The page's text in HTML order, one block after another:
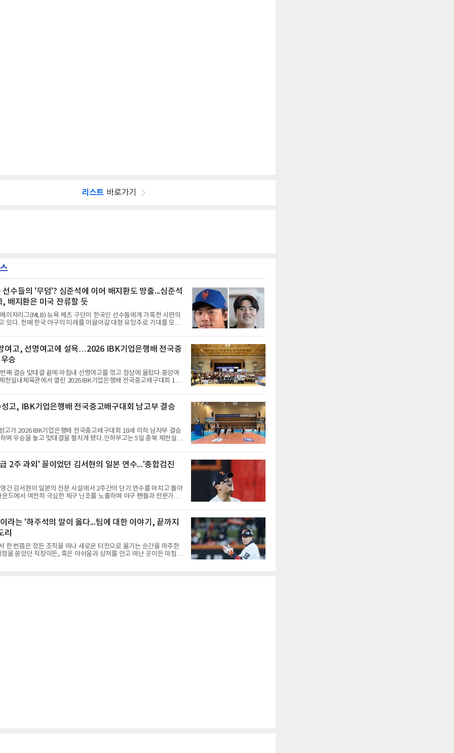
리스트 바로가기
선수들의 '무덤'? 심준석에 이어 배지환도 방출...심준석
, 배지환은 미국 잔류할 듯
이저리그(MLB) 뉴욕 메츠 구단이 한국인 선수들에게 가혹한 시련의
있다. 한때 한국 야구의 미래를 이끌어갈 대형 유망주로 기대를 모았
서 방출 통보를 받는 아픔을 겪었다. 두 선수의 동반 이탈은 메츠 구단
수들에게 '기회의 땅'이 아닌 '무덤'처럼 작용하고 있음을 방증하고 있
속 160km에 달하는 강속구로 큰 스포트라이트를 받았던 심준석은 루
구단으로부터 방출 조치됐다. 피츠버그 파이리츠와 마이애미 말린스
지를 틀며 반등을 노렸으나
여고, 선명여고에 설욕…2026 IBK기업은행배 전국중
승
째 결승 맞대결 끝에 마침내 선명여고를 꺾고 정상에 올랐다.중앙여
천실내체육관에서 열린 2026 IBK기업은행배 전국중고배구대회 18
차지했다.첫 세트를 13-25로 내주며 불안하게 출발한 중앙여고는 이
아 2세트부터 경기 주도권을 완전히 장악했다. 강한 서브와 탄탄한
리 세 세트를 따내며 짜릿한 역전승을 완성했다.이번 우승은 더욱 의
고는 올해 3월 춘계연맹전과 5월 종별선수권대회 결승에서 모두 선
우승에 머물렀다. 그러나 세 번째
성고, IBK기업은행배 전국중고배구대회 남고부 결승
고가 2026 IBK기업은행배 전국중고배구대회 18세 이하 남자부 결승
며 우승을 놓고 맞대결을 펼치게 됐다.인하부고는 5일 충북 제천실내
17)로 꺾고 결승행 티켓을 따냈다. 인하부고는 높은 공격 성공률을
권을 잡으며 승리를 거뒀다.수성고도 준결승에서 속초고를 상대로
바탕으로 3-1(25-23, 25-16, 22-25, 25-19) 승리를 거두며 결승에
승부 속에서도 공수 균형을 유지한 수성고는 인하부고와 우승을 다
.여자 18세 이하부에서는 중앙여고
2주 과외' 꼴이었던 김서현의 일본 연수...'종합검진
건 김서현이 일본의 전문 시설에서 2주간의 단기 연수를 마치고 돌아
드에서 여전히 극심한 제구 난조를 노출하며 야구 팬들과 전문가들
것처럼 포장되었던 이번 연수는, 뚜껑을 열어보니 '제구력 5등급에
게 과외를 붙여 1등급을 기대한 꼴'이었다는 냉정한 평가를 피하기 어
에서 투수의 제구력은 오랜 시간 투구폼을 반복하며 몸에 새겨진 일종
런스의 산물이다. 릴리스 포인트의 미세한 오차나 하체 활용의 불균
번의 교정 훈련과 실전 피드
라는 '하주석의 말이 옳다...팀에 대한 이야기, 끝까지
리
한 번쯤은 정든 조직을 떠나 새로운 터전으로 옮기는 순간을 마주한
정을 쏟았던 직장이든, 혹은 아쉬움과 상처를 안고 떠난 곳이든 마침표